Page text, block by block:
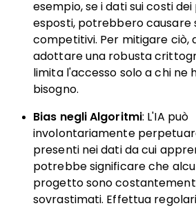
esempio, se i dati sui costi
esposti, potrebbero causare
competitivi. Per mitigare ciò,
adottare una robusta
limita l'accesso solo a chi ne
bisogno.
Bias negli Algoritmi: L'IA può
involontariamente
presenti nei dati da cui
potrebbe significare che
progetto sono
sovrastimati. Effettua